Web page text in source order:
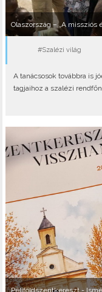
Olaszország – „A missziós
#Szalézi világ
A tanácsosok továbbra is
tagjaihoz a szalézi
Péliföldszentkereszt -